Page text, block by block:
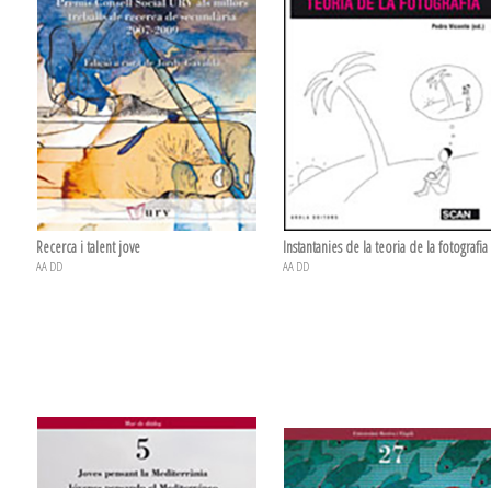
Recerca i talent jove
AA DD
Instantanies de la teoria de la fotografia
AA DD